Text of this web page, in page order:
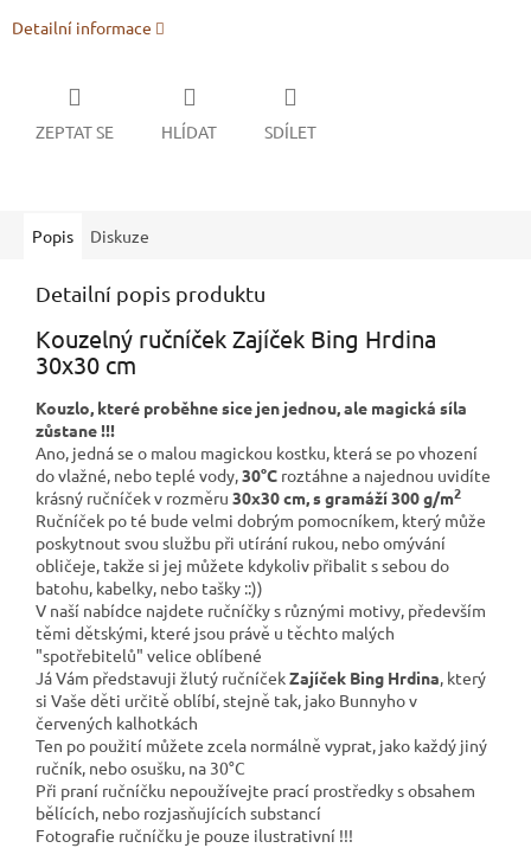
Detailní informace
ZEPTAT SE HLÍDAT SDÍLET
Popis Diskuze
Detailní popis produktu
Kouzelný ručníček Zajíček Bing Hrdina
30x30 cm
Kouzlo, které proběhne sice jen jednou, ale magická síla
zůstane !!!
Ano, jedná se o malou magickou kostku, která se po vhození
do vlažné, nebo teplé vody,30°C roztáhne a najednou uvidíte
krásný ručníček v rozměru 30x30 cm, s gramáží 300 g/m2
Ručníček po té bude velmi dobrým pomocníkem, který může
poskytnout svou službu při utírání rukou, nebo omývání
obličeje, takže si jej můžete kdykoliv přibalit s sebou do
batohu, kabelky, nebo tašky ::))
V naší nabídce najdete ručníčky s různými motivy, především
těmi dětskými, které jsou právě u těchto malých
"spotřebitelů" velice oblíbené
Já Vám představuji žlutý ručníčekZajíček Bing Hrdina, který
si Vaše děti určitě oblíbí, stejně tak, jako Bunnyho v
červených kalhotkách
Ten po použití můžete zcela normálně vyprat, jako každý jiný
ručník, nebo osušku, na 30°C
Při praní ručníčku nepoužívejte prací prostředky s obsahem
bělících, nebo rozjasňujících substancí
Fotografie ručníčku je pouze ilustrativní !!!